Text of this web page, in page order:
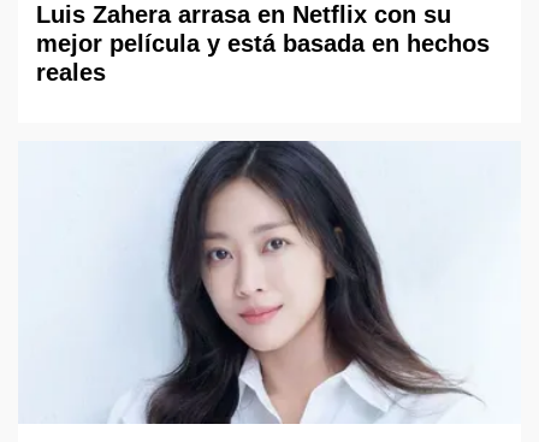
Luis Zahera arrasa en Netflix con su
mejor película y está basada en hechos
reales